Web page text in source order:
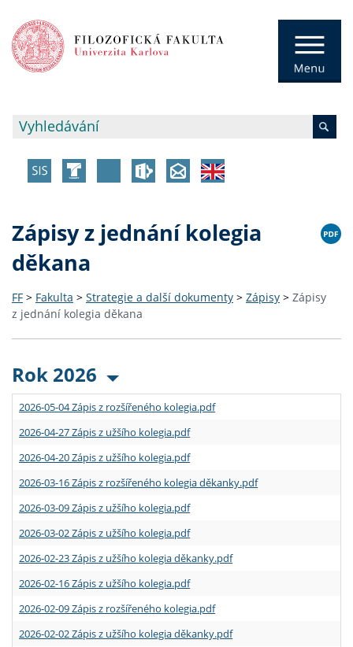
Zápisy z jednání kolegia
děkana
FF > Fakulta > Strategie a další dokumenty > Zápisy > Zápisy
z jednání kolegia děkana
Rok 2026
2026-05-04 Zápis z rozšířeného kolegia.pdf
2026-04-27 Zápis z užšího kolegia.pdf
2026-04-20 Zápis z užšího kolegia.pdf
2026-03-16 Zápis z rozšířeného kolegia děkanky.pdf
2026-03-09 Zápis z užšího kolegia.pdf
2026-03-02 Zápis z užšího kolegia.pdf
2026-02-23 Zápis z užšího kolegia děkanky.pdf
2026-02-16 Zápis z užšího kolegia.pdf
2026-02-09 Zápis z rozšířeného kolegia.pdf
2026-02-02 Zápis z užšího kolegia děkanky.pdf